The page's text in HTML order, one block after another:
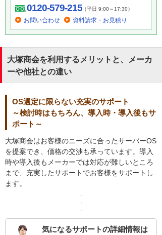
0120-579-215（平日 9:00～17:30）
お問い合わせ 資料請求・お見積り
大塚商会を利用するメリットと、メーカ
ーや他社との違い
OS選定に限らない充実のサポート
～検討時はもちろん、導入時・導入後もサ
ポート～
大塚商会はお客様のニーズに合ったサーバーOS
を提案でき、価格の交渉も承っています。導入
時や導入後もメーカーでは対応が難しいところ
まで、充実したサポートでお客様をサポートし
ます。
気になるサポートの詳細情報は